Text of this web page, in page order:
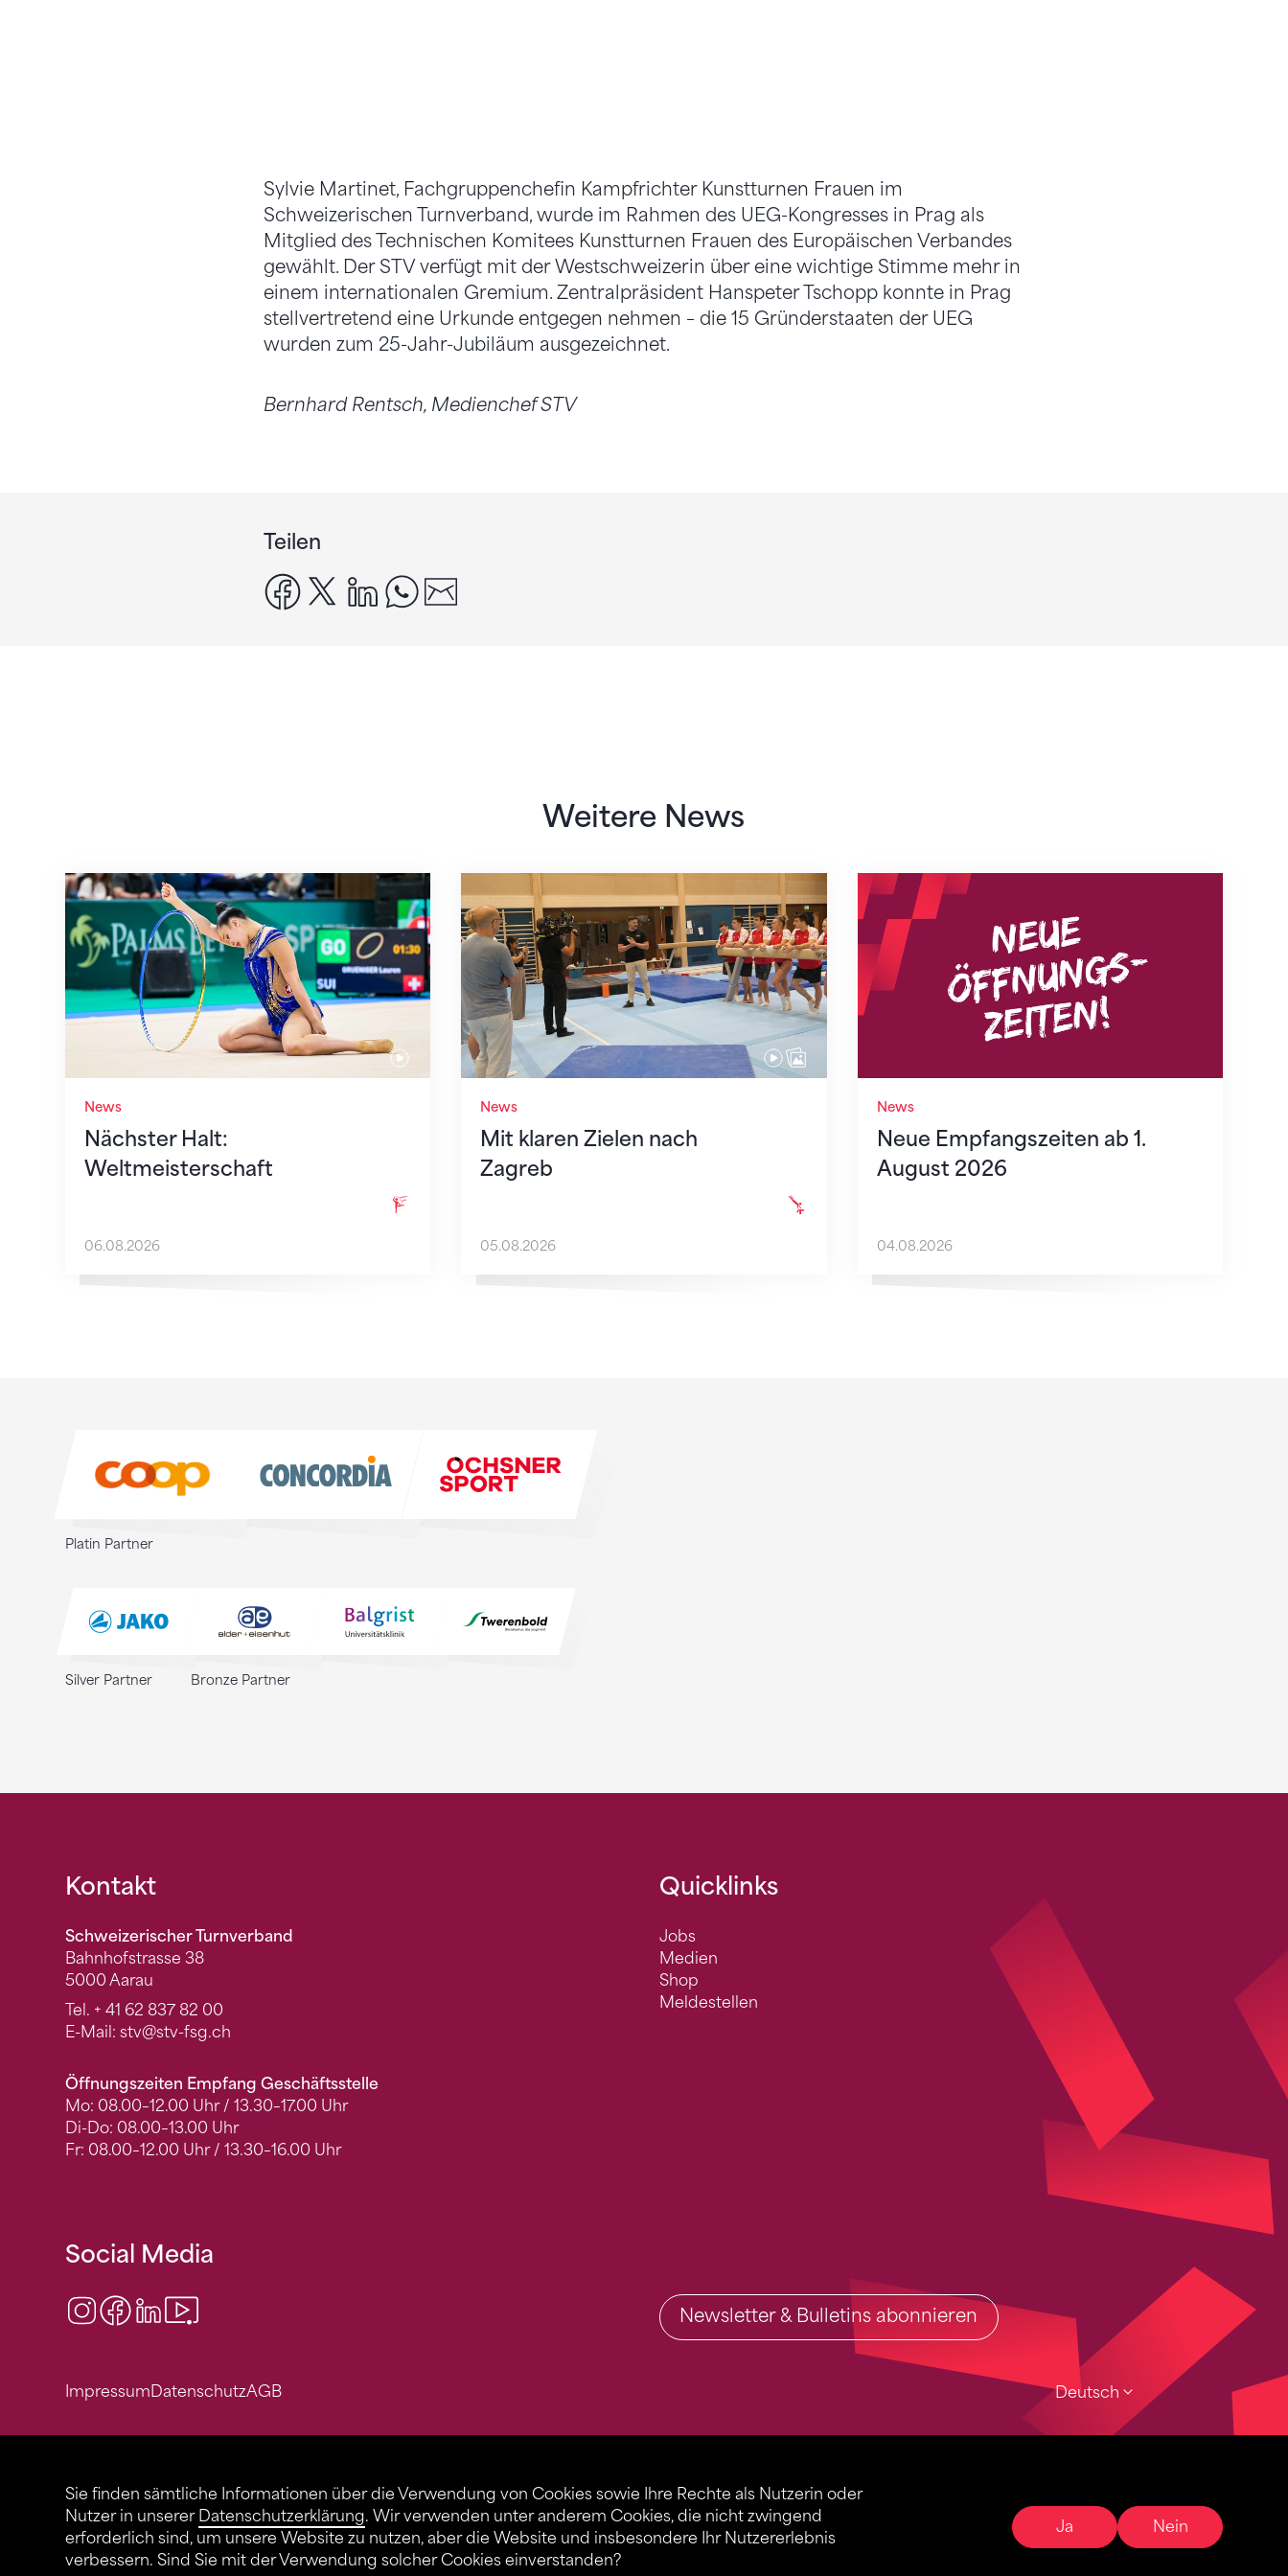
Sie finden sämtliche Informationen über die Verwendung von Cookies sowie Ihre Rechte als Nutzerin oder
Nutzer in unserer Datenschutzerklärung. Wir verwenden unter anderem Cookies, die nicht zwingend
erforderlich sind, um unsere Website zu nutzen, aber die Website und insbesondere Ihr Nutzererlebnis
verbessern. Sind Sie mit der Verwendung solcher Cookies einverstanden?
Ja Nein
Sylvie Martinet, Fachgruppenchefin Kampfrichter Kunstturnen Frauen im
Schweizerischen Turnverband, wurde im Rahmen des UEG-Kongresses in Prag als
Mitglied des Technischen Komitees Kunstturnen Frauen des Europäischen Verbandes
gewählt. Der STV verfügt mit der Westschweizerin über eine wichtige Stimme mehr in
einem internationalen Gremium. Zentralpräsident Hanspeter Tschopp konnte in Prag
stellvertretend eine Urkunde entgegen nehmen – die 15 Gründerstaaten der UEG
wurden zum 25-Jahr-Jubiläum ausgezeichnet.
Bernhard Rentsch, Medienchef STV
Teilen
facebook
x linkedinwhatsapp
Weitere News
News
Nächster Halt:
Weltmeisterschaft
Nächster Halt: Weltmeisterschaft
06.08.2026
News
Mit klaren Zielen nach
Zagreb
Mit klaren Zielen nach Zagreb
05.08.2026
News
Neue Empfangszeiten ab 1.
August 2026
Neue Empfangszeiten ab 1. August 2026
04.08.2026
Platin Partner
Silver Partner Bronze Partner
Fusszeile
Kontakt
Schweizerischer Turnverband
Bahnhofstrasse 38
5000 Aarau
Tel. + 41 62 837 82 00
E-Mail: stv@stv-fsg.ch
Öffnungszeiten Empfang Geschäftsstelle
Mo: 08.00–12.00 Uhr / 13.30–17.00 Uhr
Di-Do: 08.00–13.00 Uhr
Fr: 08.00–12.00 Uhr / 13.30–16.00 Uhr
Quicklinks
Jobs
Medien
Shop
Meldestellen
Deutsch
Social Media
Instagram
Facebook
LinkedIn Newsletter & Bulletins abonnieren
ImpressumDatenschutzAGB